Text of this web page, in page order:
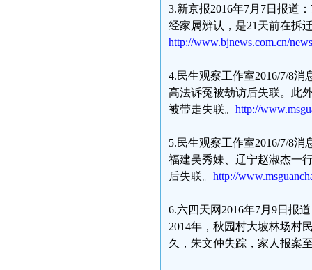
3.新京报2016年7月7日报道
经家属辨认，是21天前在拆
http://www.bjnews.com.cn/
4.民生观察工作室2016/7/8
高法诉冤被劫访后失联。此
被带走失联。 http://
5.民生观察工作室2016/7/8
福建吴秀妹、辽宁赵淑杰一
后失联。 http://
6.六四天网2016年7月9日报
2014年，秋园村大坡林场村
久，朱文仲失踪，家人报案